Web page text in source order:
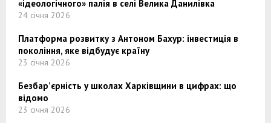
«ідеологічного» палія в селі Велика Данилівка
24 січня 2026
Платформа розвитку з Антоном Бахур: інвестиція в
покоління, яке відбудує країну
23 січня 2026
Безбар’єрність у школах Харківщини в цифрах: що
відомо
23 січня 2026